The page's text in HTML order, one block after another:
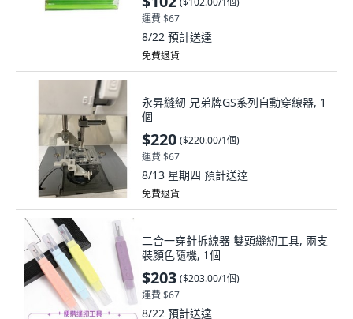
運費 $67
8/22 預計送達
免費退貨
永昇縫紉 兄弟牌GS系列自動穿線器, 1
個
$220 ($220.00/1個)
運費 $67
8/13 星期四 預計送達
免費退貨
二合一穿針拆線器 雙頭縫紉工具, 兩支
裝顏色隨機, 1個
$203 ($203.00/1個)
運費 $67
8/22 預計送達